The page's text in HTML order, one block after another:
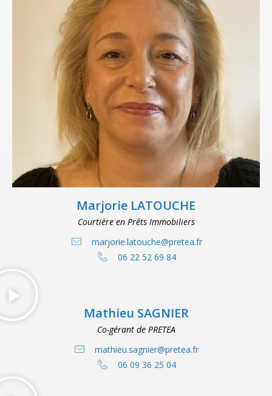
Marjorie LATOUCHE​
Courtière en Prêts Immobiliers
marjorie.latouche@pretea.fr
06 22 52 69 84
Mathieu SAGNIER​
Co-gérant de PRETEA
mathieu.sagnier@pretea.fr
06 09 36 25 04